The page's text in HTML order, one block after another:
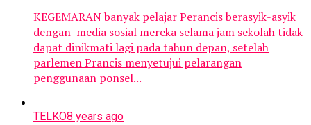
KEGEMARAN banyak pelajar Perancis berasyik-asyik
dengan media sosial mereka selama jam sekolah tidak
dapat dinikmati lagi pada tahun depan, setelah
parlemen Prancis menyetujui pelarangan
penggunaan ponsel...
TELKO8 years ago